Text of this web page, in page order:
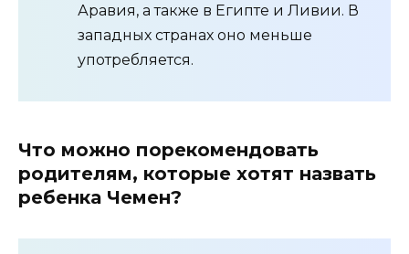
Аравия, а также в Египте и Ливии. В
западных странах оно меньше
употребляется.
Что можно порекомендовать
родителям, которые хотят назвать
ребенка Чемен?